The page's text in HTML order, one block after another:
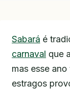
Sabará é
carnaval que
mas esse
estragos